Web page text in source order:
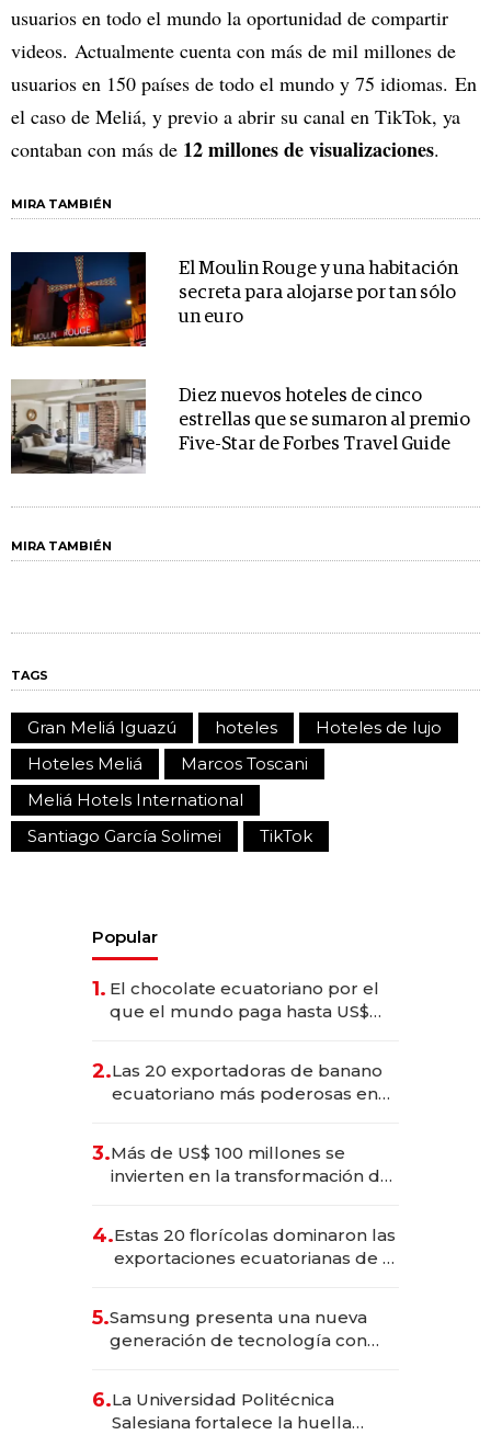
usuarios en todo el mundo la oportunidad de compartir
videos. Actualmente cuenta con más de mil millones de
usuarios en 150 países de todo el mundo y 75 idiomas. En
el caso de Meliá, y previo a abrir su canal en TikTok, ya
contaban con más de 12 millones de visualizaciones.
MIRA TAMBIÉN
El Moulin Rouge y una habitación
secreta para alojarse por tan sólo
un euro
Diez nuevos hoteles de cinco
estrellas que se sumaron al premio
Five-Star de Forbes Travel Guide
MIRA TAMBIÉN
TAGS
Gran Meliá Iguazú hoteles
Hoteles de lujo
Hoteles Meliá
Marcos Toscani
Meliá Hotels International
Santiago García Solimei
TikTok
Popular
1. El chocolate ecuatoriano por el
que el mundo paga hasta US$
2.Las 20 exportadoras de banano
ecuatoriano más poderosas en
3.Más de US$ 100 millones se
invierten en la transformación de
4.Estas 20 florícolas dominaron las
exportaciones ecuatorianas de la
5.Samsung presenta una nueva
generación de tecnología con
6.La Universidad Politécnica
Salesiana fortalece la huella